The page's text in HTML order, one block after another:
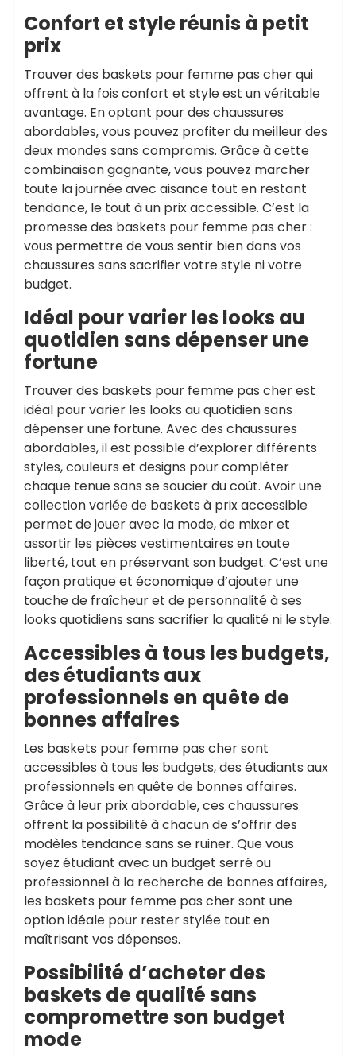
Confort et style réunis à petit
prix
Trouver des baskets pour femme pas cher qui
offrent à la fois confort et style est un véritable
avantage. En optant pour des chaussures
abordables, vous pouvez profiter du meilleur des
deux mondes sans compromis. Grâce à cette
combinaison gagnante, vous pouvez marcher
toute la journée avec aisance tout en restant
tendance, le tout à un prix accessible. C’est la
promesse des baskets pour femme pas cher :
vous permettre de vous sentir bien dans vos
chaussures sans sacrifier votre style ni votre
budget.
Idéal pour varier les looks au
quotidien sans dépenser une
fortune
Trouver des baskets pour femme pas cher est
idéal pour varier les looks au quotidien sans
dépenser une fortune. Avec des chaussures
abordables, il est possible d’explorer différents
styles, couleurs et designs pour compléter
chaque tenue sans se soucier du coût. Avoir une
collection variée de baskets à prix accessible
permet de jouer avec la mode, de mixer et
assortir les pièces vestimentaires en toute
liberté, tout en préservant son budget. C’est une
façon pratique et économique d’ajouter une
touche de fraîcheur et de personnalité à ses
looks quotidiens sans sacrifier la qualité ni le style.
Accessibles à tous les budgets,
des étudiants aux
professionnels en quête de
bonnes affaires
Les baskets pour femme pas cher sont
accessibles à tous les budgets, des étudiants aux
professionnels en quête de bonnes affaires.
Grâce à leur prix abordable, ces chaussures
offrent la possibilité à chacun de s’offrir des
modèles tendance sans se ruiner. Que vous
soyez étudiant avec un budget serré ou
professionnel à la recherche de bonnes affaires,
les baskets pour femme pas cher sont une
option idéale pour rester stylée tout en
maîtrisant vos dépenses.
Possibilité d’acheter des
baskets de qualité sans
compromettre son budget
mode